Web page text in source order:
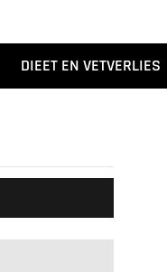
DIEET EN VETVERLIES